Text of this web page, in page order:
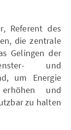
Referent des
die zentrale
Gelingen der
und
um Energie
und
zu halten.